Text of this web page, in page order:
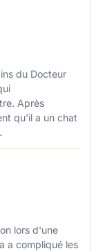
du Docteur
Après
qu'il a un chat
lors d'une
a compliqué les